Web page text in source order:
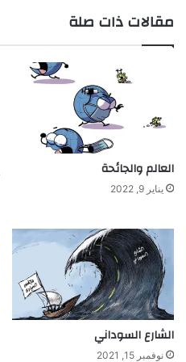
مقالات ذات صلة
العالم والجائحة
يناير 9, 2022
الشارع السوداني
نوفمبر 15, 2021